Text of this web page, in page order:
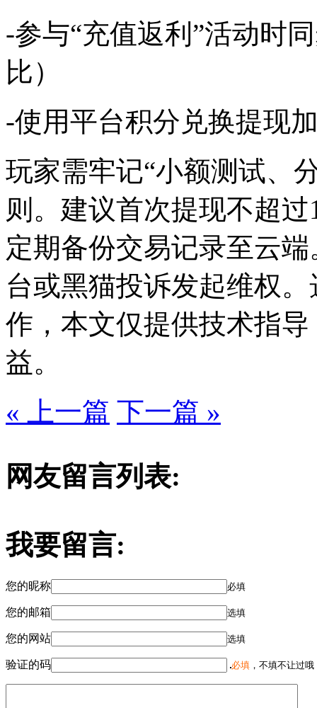
-参与“充值返利”活动时
比）
-使用平台积分兑换提现
玩家需牢记“小额测试、
则。建议首次提现不超
定期备份交易记录至云
台或黑猫投诉发起维权
作，本文仅提供技术指
益。
« 上一篇 下一篇 »
网友留言列表:
我要留言:
您的昵称 必填
您的邮箱 选填
您的网站 选填
验证的码 必填 ，不填不让过